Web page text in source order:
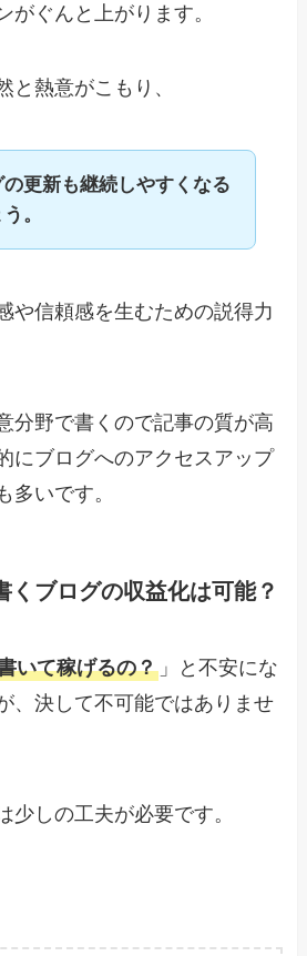
がぐんと上がります。
と熱意がこもり、
の更新も継続しやすくなる
。
や信頼感を生むための説得力
分野で書くので記事の質が高
にブログへのアクセスアップ
多いです。
くブログの収益化は可能？
いて稼げるの？ 」と不安にな
、決して不可能ではありませ
少しの工夫が必要です。